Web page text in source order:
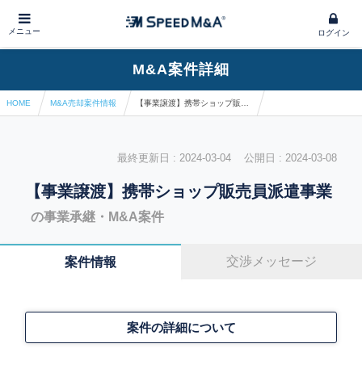
メニュー ログイン
M&A案件詳細
HOME M&A売却案件情報
最終更新日 : 2024-03-04 公開日 : 2024-03-08
【事業譲渡】携帯ショップ販売員派遣事業
の事業承継・M&A案件
案件情報 交渉メッセージ
案件の詳細について